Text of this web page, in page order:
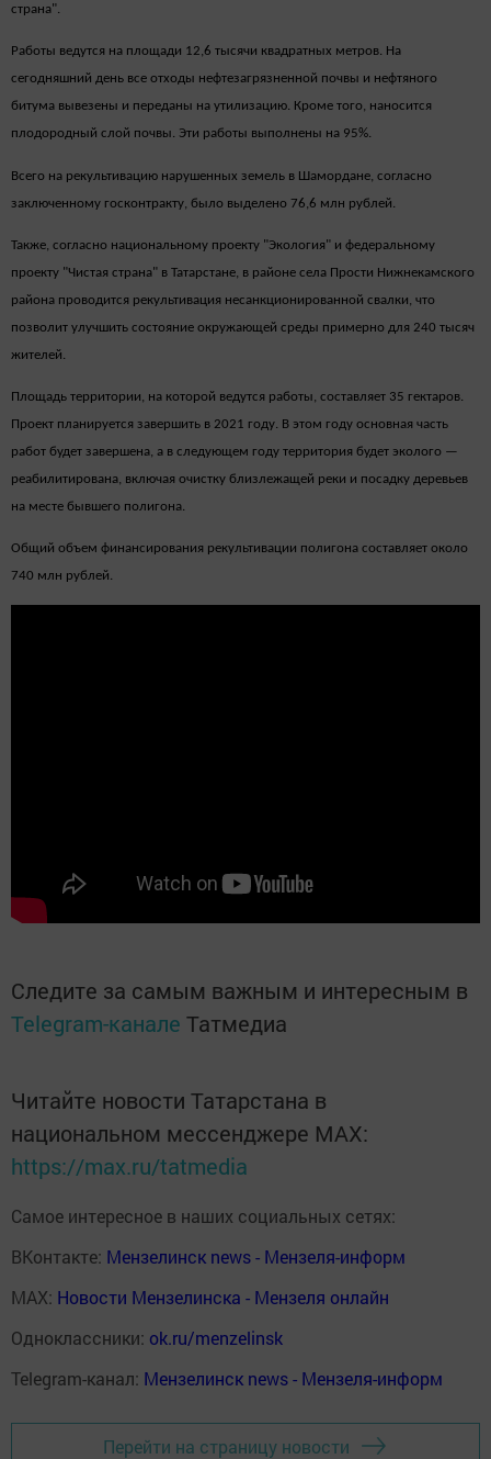
страна".
Работы ведутся на площади 12,6 тысячи квадратных метров. На
сегодняшний день все отходы нефтезагрязненной почвы и нефтяного
битума вывезены и переданы на утилизацию. Кроме того, наносится
плодородный слой почвы. Эти работы выполнены на 95%.
Всего на рекультивацию нарушенных земель в Шамордане, согласно
заключенному госконтракту, было выделено 76,6 млн рублей.
Также, согласно национальному проекту "Экология" и федеральному
проекту "Чистая страна" в Татарстане, в районе села Прости Нижнекамского
района проводится рекультивация несанкционированной свалки, что
позволит улучшить состояние окружающей среды примерно для 240 тысяч
жителей.
Площадь территории, на которой ведутся работы, составляет 35 гектаров.
Проект планируется завершить в 2021 году. В этом году основная часть
работ будет завершена, а в следующем году территория будет эколого —
реабилитирована, включая очистку близлежащей реки и посадку деревьев
на месте бывшего полигона.
Общий объем финансирования рекультивации полигона составляет около
740 млн рублей.
Следите за самым важным и интересным в
Telegram-канале Татмедиа
Читайте новости Татарстана в
национальном мессенджере MАХ:
https://max.ru/tatmedia
Самое интересное в наших социальных сетях:
ВКонтакте: Мензелинск news - Мензеля-информ
MAX: Новости Мензелинска - Мензеля онлайн
Одноклассники: ok.ru/menzelinsk
Telegram-канал: Мензелинск news - Мензеля-информ
Перейти на страницу новости